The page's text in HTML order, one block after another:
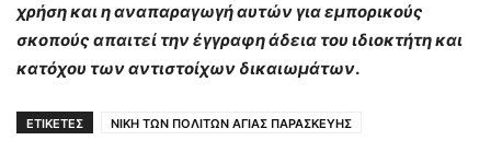
χρήση και η αναπαραγωγή αυτών για εμπορικούς
σκοπούς απαιτεί την έγγραφη άδεια του ιδιοκτήτη και
κατόχου των αντιστοίχων δικαιωμάτων.
ΕΤΙΚΕΤΕΣ ΝΙΚΗ ΤΩΝ ΠΟΛΙΤΩΝ ΑΓΙΑΣ ΠΑΡΑΣΚΕΥΗΣ